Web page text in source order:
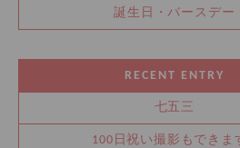
誕生日・バースデー
RECENT ENTRY
七五三
100日祝い撮影もできま